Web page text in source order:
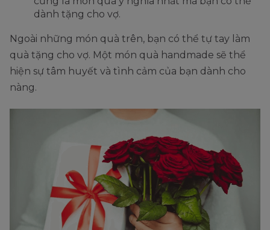
dành tặng cho vợ.
Ngoài những món quà trên, bạn có thể tự tay làm
quà tặng cho vợ. Một món quà handmade sẽ thể
hiện sự tâm huyết và tình cảm của bạn dành cho
nàng.